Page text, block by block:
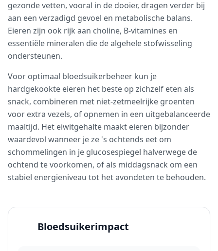
gezonde vetten, vooral in de dooier, dragen verder bij
aan een verzadigd gevoel en metabolische balans.
Eieren zijn ook rijk aan choline, B-vitamines en
essentiële mineralen die de algehele stofwisseling
ondersteunen.
Voor optimaal bloedsuikerbeheer kun je
hardgekookte eieren het beste op zichzelf eten als
snack, combineren met niet-zetmeelrijke groenten
voor extra vezels, of opnemen in een uitgebalanceerde
maaltijd. Het eiwitgehalte maakt eieren bijzonder
waardevol wanneer je ze 's ochtends eet om
schommelingen in je glucosespiegel halverwege de
ochtend te voorkomen, of als middagsnack om een
stabiel energieniveau tot het avondeten te behouden.
Bloedsuikerimpact